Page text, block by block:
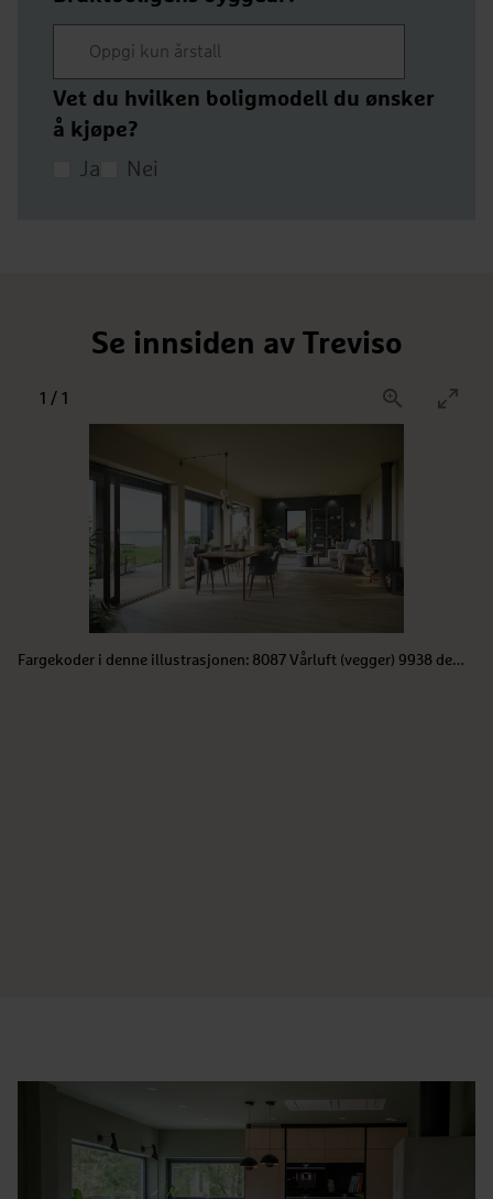
Vet du hvilken boligmodell du ønsker
å kjøpe?
Ja
Nei
Se innsiden av Treviso
1 / 1
Fargekoder i denne illustrasjonen: 8087 Vårluft (vegger) 9938 dempet sort (vinduer/terrassedør) 4477 Deco blue (kontrastvegg)